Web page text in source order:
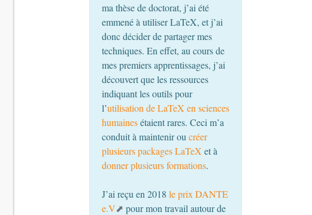
ma thèse de doctorat, j’ai été
emmené à utiliser LaTeX, et j’ai
donc décider de partager mes
techniques. En effet, au cours de
mes premiers apprentissages, j’ai
découvert que les ressources
indiquant les outils pour
l’utilisation de LaTeX en sciences
humainesétaient rares. Ceci m’a
conduit à maintenir ou créer
plusieurs packages LaTeX et à
donner plusieurs formations.
J’ai reçu en 2018 le prix DANTE
e.V
pour mon travail autour de